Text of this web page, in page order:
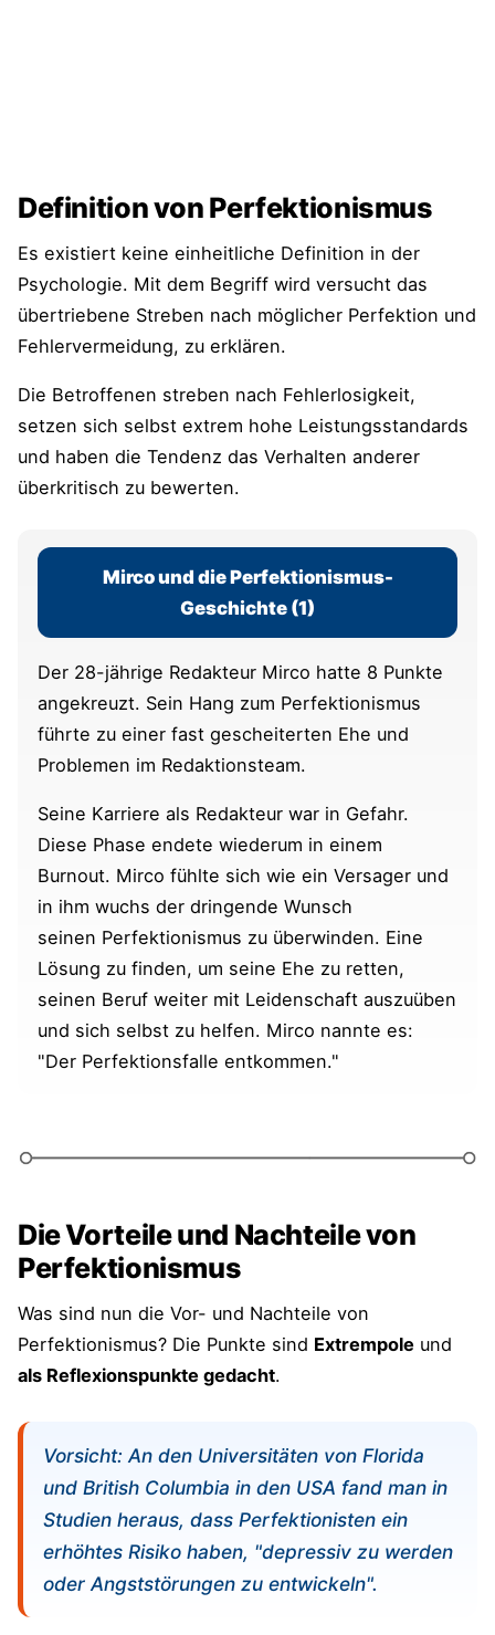
Definition von Perfektionismus
Es existiert keine einheitliche Definition in der
Psychologie. Mit dem Begriff wird versucht das
übertriebene Streben nach möglicher Perfektion und
Fehlervermeidung, zu erklären.
Die Betroffenen streben nach Fehlerlosigkeit,
setzen sich selbst extrem hohe Leistungsstandards
und haben die Tendenz das Verhalten anderer
überkritisch zu bewerten.
Mirco und die Perfektionismus-
Geschichte (1)
Der 28-jährige Redakteur Mirco hatte 8 Punkte
angekreuzt. Sein Hang zum Perfektionismus
führte zu einer fast gescheiterten Ehe und
Problemen im Redaktionsteam.
Seine Karriere als Redakteur war in Gefahr.
Diese Phase endete wiederum in einem
Burnout. Mirco fühlte sich wie ein Versager und
in ihm wuchs der dringende Wunsch
seinen Perfektionismus zu überwinden. Eine
Lösung zu finden, um seine Ehe zu retten,
seinen Beruf weiter mit Leidenschaft auszuüben
und sich selbst zu helfen. Mirco nannte es:
"Der Perfektionsfalle entkommen."
Die Vorteile und Nachteile von
Perfektionismus
Was sind nun die Vor- und Nachteile von
Perfektionismus? Die Punkte sind Extrempole und
als Reflexionspunkte gedacht.
Vorsicht: An den Universitäten von Florida
und British Columbia in den USA fand man in
Studien heraus, dass Perfektionisten ein
erhöhtes Risiko haben, "depressiv zu werden
oder Angststörungen zu entwickeln".